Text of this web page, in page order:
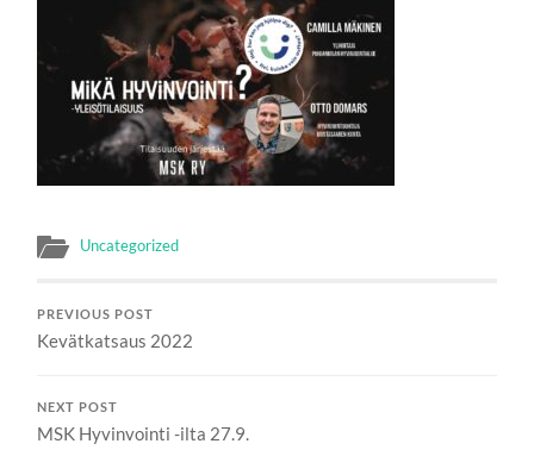
Uncategorized
PREVIOUS POST
Kevätkatsaus 2022
NEXT POST
MSK Hyvinvointi -ilta 27.9.